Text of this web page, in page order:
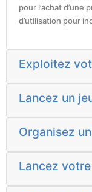
pour l’achat
d’utilisation pour
Exploitez
Lancez un
Organisez
Lancez